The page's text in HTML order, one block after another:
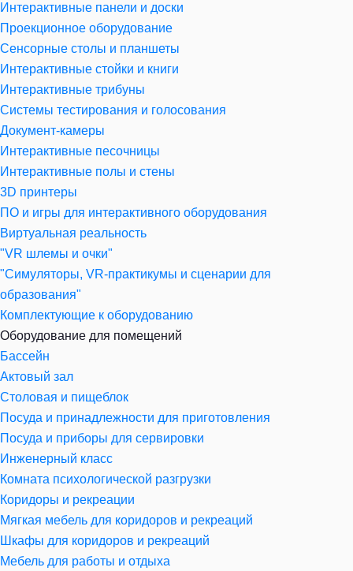
Интерактивные панели и доски
Проекционное оборудование
Сенсорные столы и планшеты
Интерактивные стойки и книги
Интерактивные трибуны
Системы тестирования и голосования
Документ-камеры
Интерактивные песочницы
Интерактивные полы и стены
3D принтеры
ПО и игры для интерактивного оборудования
Виртуальная реальность
"VR шлемы и очки"
"Симуляторы, VR-практикумы и сценарии для
образования"
Комплектующие к оборудованию
Оборудование для помещений
Бассейн
Актовый зал
Столовая и пищеблок
Посуда и принадлежности для приготовления
Посуда и приборы для сервировки
Инженерный класс
Комната психологической разгрузки
Коридоры и рекреации
Мягкая мебель для коридоров и рекреаций
Шкафы для коридоров и рекреаций
Мебель для работы и отдыха